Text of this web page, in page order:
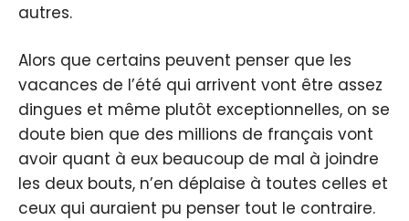
autres.
Alors que certains peuvent penser que les
vacances de l’été qui arrivent vont être assez
dingues et même plutôt exceptionnelles, on se
doute bien que des millions de français vont
avoir quant à eux beaucoup de mal à joindre
les deux bouts, n’en déplaise à toutes celles et
ceux qui auraient pu penser tout le contraire.